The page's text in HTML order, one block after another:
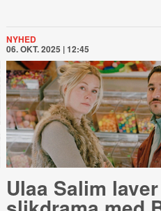
NYHED
06. OKT. 2025 | 12:45
Ulaa Salim laver